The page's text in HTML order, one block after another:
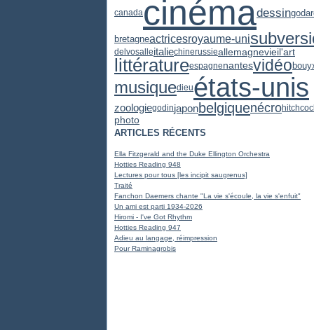
canadacinémadessin
bretagneactricesroyaume-uni
delvosalleitaliechinerussieallemagnevieil'art
littératureespagnenantesvidéo
musiquedieuétats-unis
zoologiegodinjaponbelgiquenécro
photo
ARTICLES RÉCENTS
Ella Fitzgerald and the Duke Ellington Orchestra
Hotties Reading 948
Lectures pour tous [les incipit saugrenus]
Traité
Fanchon Daemers chante "La vie s'écoule, la vie s'enfuit"
Un ami est parti 1934-2026
Hiromi - I've Got Rhythm
Hotties Reading 947
Adieu au langage, réimpression
Pour Raminagrobis